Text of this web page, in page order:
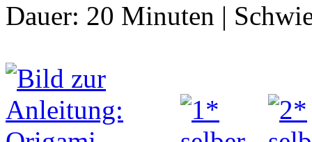
Dauer: 20 Minuten |